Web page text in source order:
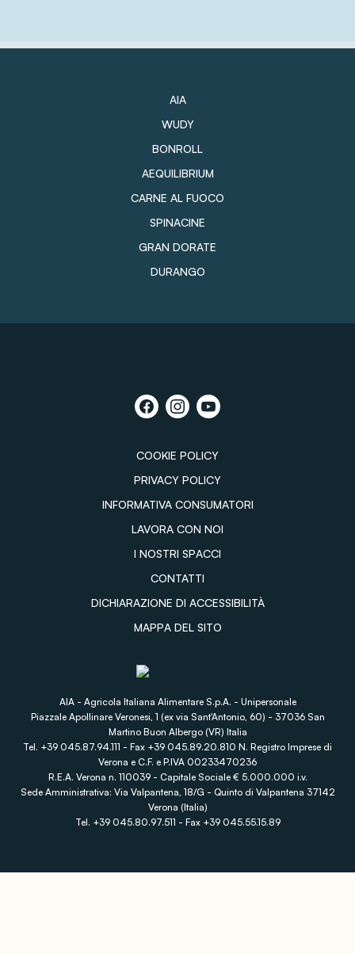
AIA
WUDY
BONROLL
AEQUILIBRIUM
CARNE AL FUOCO
SPINACINE
GRAN DORATE
DURANGO
COOKIE POLICY
PRIVACY POLICY
INFORMATIVA CONSUMATORI
LAVORA CON NOI
I NOSTRI SPACCI
CONTATTI
DICHIARAZIONE DI ACCESSIBILITÀ
MAPPA DEL SITO
AIA - Agricola Italiana Alimentare S.p.A. - Unipersonale
Piazzale Apollinare Veronesi, 1 (ex via Sant'Antonio, 60) - 37036 San
Martino Buon Albergo (VR) Italia
Tel. +39 045.87.94.111 - Fax +39 045.89.20.810 N. Registro Imprese di
Verona e C.F. e P.IVA 00233470236
R.E.A. Verona n. 110039 - Capitale Sociale € 5.000.000 i.v.
Sede Amministrativa: Via Valpantena, 18/G - Quinto di Valpantena 37142
Verona (Italia)
Tel. +39 045.80.97.511 - Fax +39 045.55.15.89